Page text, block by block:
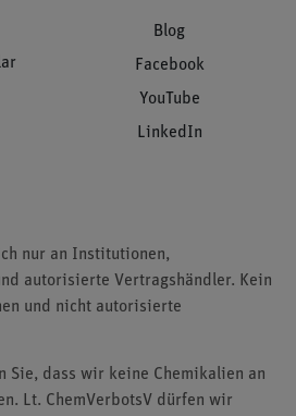
Blog
Facebook
YouTube
LinkedIn
nur an Institutionen,
autorisierte Vertragshändler. Kein
und nicht autorisierte
Sie, dass wir keine Chemikalien an
Lt. ChemVerbotsV dürfen wir